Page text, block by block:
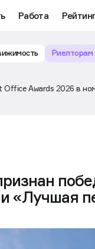
Работа
Риелторам
Awards 2026 в
«Лучшая